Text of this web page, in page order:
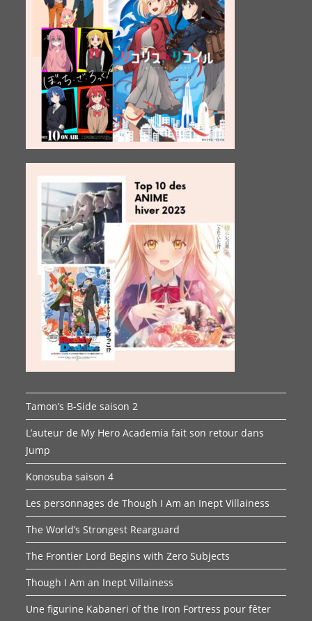
Tamon’s B-Side saison 2
L’auteur de My Hero Academia fait son retour dans
Jump
Konosuba saison 4
Les personnages de Though I Am an Inept Villainess
The World’s Strongest Rearguard
The Frontier Lord Begins with Zero Subjects
Though I Am an Inept Villainess
Une figurine Kabaneri of the Iron Fortress pour fêter